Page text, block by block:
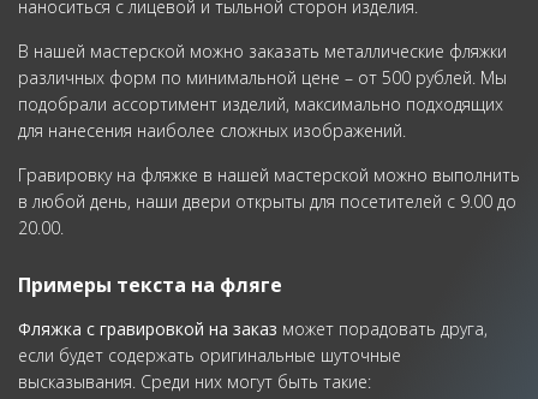
наноситься с лицевой и тыльной сторон изделия.
В нашей мастерской можно заказать металлические фляжки
различных форм по минимальной цене – от 500 рублей. Мы
подобрали ассортимент изделий, максимально подходящих
для нанесения наиболее сложных изображений.
Гравировку на фляжке в нашей мастерской можно выполнить
в любой день, наши двери открыты для посетителей с 9.00 до
20.00.
Примеры текста на фляге
Фляжка с гравировкой на заказ может порадовать друга,
если будет содержать оригинальные шуточные
высказывания. Среди них могут быть такие: